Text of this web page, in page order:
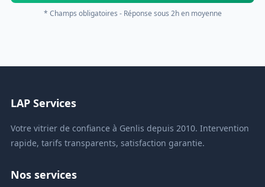
* Champs obligatoires - Réponse sous 2h en moyenne
LAP Services
Votre vitrier de confiance à Genlis depuis 2010. Intervention
rapide, tarifs transparents, satisfaction garantie.
Nos services